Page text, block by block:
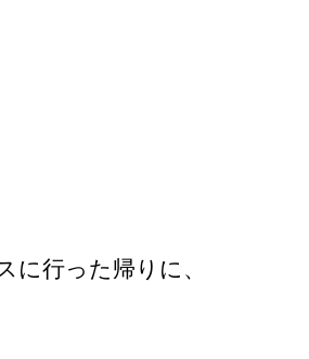
に行った帰りに、